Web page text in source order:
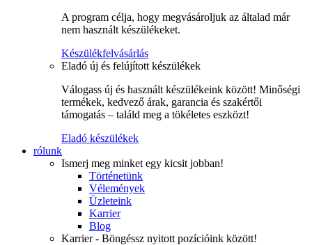
A program célja, hogy megvásároljuk az általad már
nem használt készülékeket.
Készülékfelvásárlás
Eladó új és felújított készülékek
Válogass új és használt készülékeink között! Minőségi
termékek, kedvező árak, garancia és szakértői
támogatás – találd meg a tökéletes eszközt!
Eladó készülékek
rólunk
Ismerj meg minket egy kicsit jobban!
Történetünk
Vélemények
Üzleteink
Karrier
Blog
Karrier - Böngéssz nyitott pozícióink között!